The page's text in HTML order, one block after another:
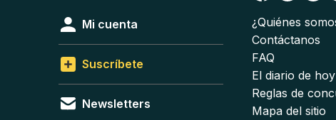
Mi cuenta
Suscríbete
Newsletters
¿Quiénes
Contáctanos
FAQ
El diario de hoy
Reglas de
Mapa del sitio